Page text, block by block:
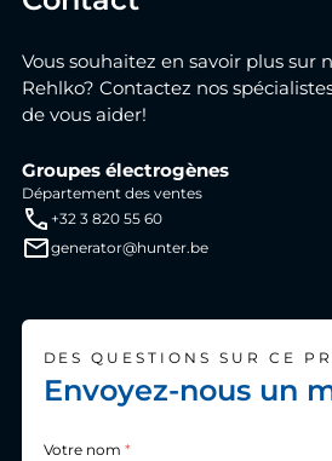
Vous souhaitez en savoir plus sur
Rehlko? Contactez nos
de vous aider!
Groupes électrogènes
Département des ventes
+32 3 820 55 60
generator@hunter.be
DES QUESTIONS SUR CE
Envoyez-nous un
Votre nom *